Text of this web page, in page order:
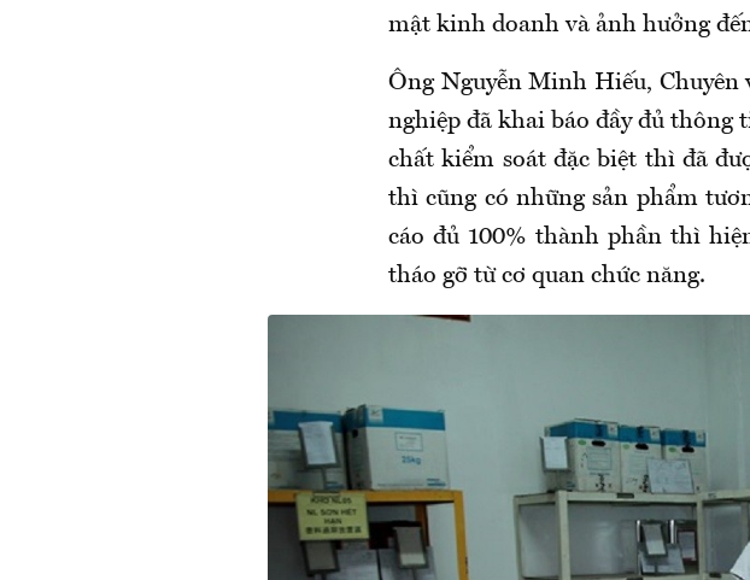
mật kinh doanh và ảnh hưởng
Ông Nguyễn Minh Hiếu, Chuyên
nghiệp đã khai báo đầy đủ thông
chất kiểm soát đặc biệt thì đã
thì cũng có những sản phẩm
cáo đủ 100% thành phần thì
tháo gỡ từ cơ quan chức năng.